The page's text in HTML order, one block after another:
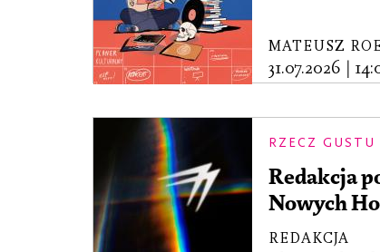
MATEUSZ
31.07.2026
RZECZ GUSTU
Redakcja
Nowych
REDAKCJA